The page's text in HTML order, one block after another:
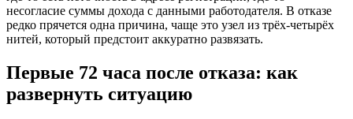
несогласие суммы дохода с данными работодателя. В отказе
редко прячется одна причина, чаще это узел из трёх-четырёх
нитей, который предстоит аккуратно развязать.
Первые 72 часа после отказа: как
развернуть ситуацию